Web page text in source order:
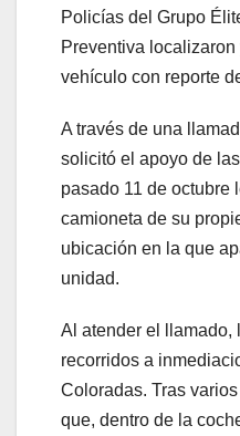
Policías del Grupo
Preventiva
vehículo con reporte
A través de una
solicitó el apoyo de
pasado 11 de octubre
camioneta de su
ubicación en la que
unidad.
Al atender el llamado,
recorridos a
Coloradas. Tras
que, dentro de la